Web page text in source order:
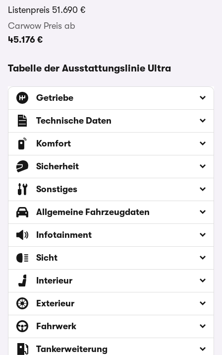
Listenpreis 51.690 €
Carwow Preis ab
45.176 €
Tabelle der Ausstattungslinie Ultra
Getriebe
Technische Daten
Komfort
Sicherheit
Sonstiges
Allgemeine Fahrzeugdaten
Infotainment
Sicht
Interieur
Exterieur
Fahrwerk
Tankerweiterung